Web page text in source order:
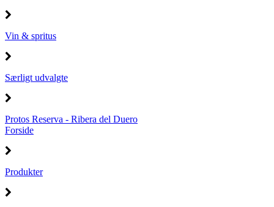
Vin & spritus
Særligt udvalgte
Protos Reserva - Ribera del Duero
Forside
Produkter